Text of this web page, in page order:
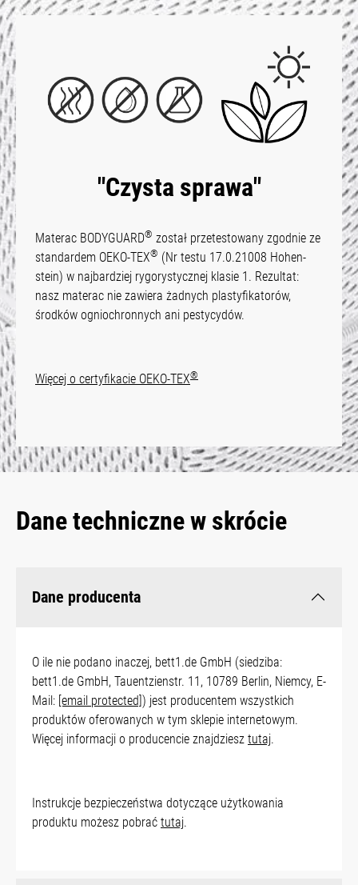
"Czysta sprawa"
Materac BODYGUARD® został przetestowany zgodnie ze
standardem OEKO-TEX® (Nr testu 17.0.21008 Hohen­
stein) w najbardziej rygorystycznej klasie 1. Rezultat:
nasz materac nie zawiera żadnych plastyfikatorów,
środków ogniochronnych ani pestycydów.
Więcej o certyfikacie OEKO-TEX®
Dane techniczne w skrócie
Dane producenta
O ile nie podano inaczej, bett1.de GmbH (siedziba:
bett1.de GmbH, Tauentzienstr. 11, 10789 Berlin, Niemcy, E-
Mail: [email protected]) jest producentem wszystkich
produktów oferowanych w tym sklepie internetowym.
Więcej informacji o producencie znajdziesz tutaj.
Instrukcje bezpieczeństwa dotyczące użytkowania
produktu możesz pobrać tutaj.